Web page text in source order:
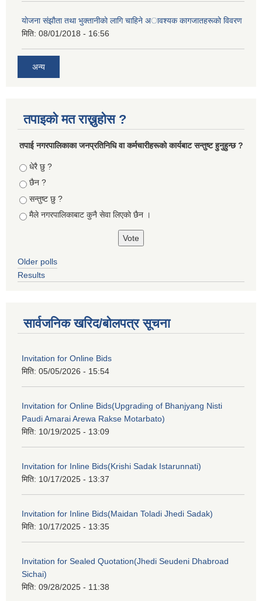
याेजना संझाैता तथा भुक्तानीकाे लागि चाहिने अावश्यक कागजातहरूकाे विवरण
मिति: 08/01/2018 - 16:56
अन्य
तपाइको मत राख्नुहोस ?
तपा‌ई नगरपालिकाका जनप्रतिनिधि वा कर्मचारीहरूकाे कार्यबाट सन्तुष्ट हुनुहुन्छ ?
Choices
धेरै छु ?
छैन ?
सन्तुष्ट छु ?
मैले नगरपालिकाबाट कुनै सेवा लिएकाे छैन ।
Older polls
Results
सार्वजनिक खरिद/बोलपत्र सूचना
Invitation for Online Bids
मिति: 05/05/2026 - 15:54
Invitation for Online Bids(Upgrading of Bhanjyang Nisti
Paudi Amarai Arewa Rakse Motarbato)
मिति: 10/19/2025 - 13:09
Invitation for Inline Bids(Krishi Sadak Istarunnati)
मिति: 10/17/2025 - 13:37
Invitation for Inline Bids(Maidan Toladi Jhedi Sadak)
मिति: 10/17/2025 - 13:35
Invitation for Sealed Quotation(Jhedi Seudeni Dhabroad
Sichai)
मिति: 09/28/2025 - 11:38